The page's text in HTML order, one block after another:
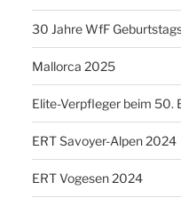
30 Jahre WfF
Mallorca 2025
Elite-Verpfleger beim 50.
ERT Savoyer-Alpen 2024
ERT Vogesen 2024